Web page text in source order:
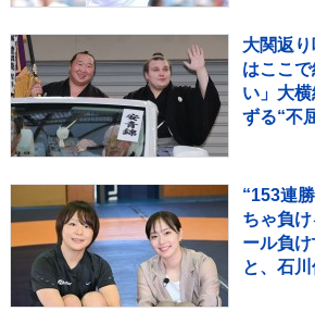
大関返
はここ
い」大
ずる“不
“153連
ちゃ負
ール負
と、石